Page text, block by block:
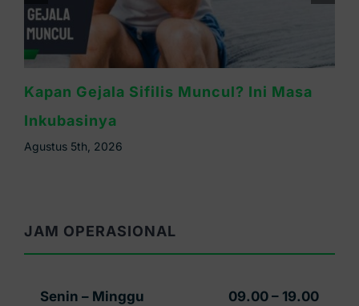
Waspada Sifilis Bintik Merah di Telapak
Tangan, Ini Cirinya
Agustus 4th, 2026
JAM OPERASIONAL
Senin – Minggu 09.00 – 19.00